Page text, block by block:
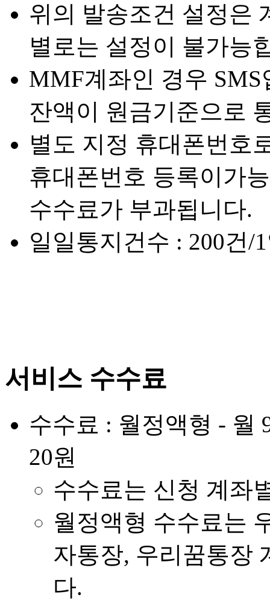
위의 발송조건 설정은
별로는 설정이 불가능
MMF계좌인 경우
잔액이 원금기준으로
별도 지정 휴대폰번호
휴대폰번호 등록이가
수수료가 부과됩니다.
일일통지건수 : 200건/
서비스 수수료
수수료 : 월정액형 - 월
20원
수수료는 신청 계좌
월정액형 수수료는
자통장, 우리꿈통장
다.